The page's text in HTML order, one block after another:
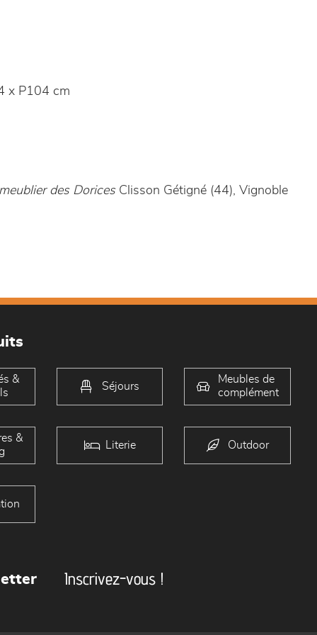
x P104 cm
des DoricesClisson Gétigné (44), Vignoble
&
Séjours
Meubles de
complément
&
Literie Outdoor
Inscrivez-vous !